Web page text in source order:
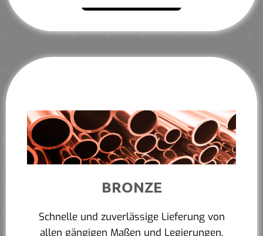
BRONZE
Schnelle und zuverlässige Lieferung von
allen gängigen Maßen und Legierungen.